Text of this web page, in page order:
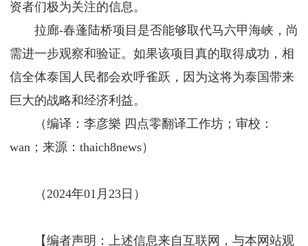
资者们极为关注的信息。
拉廊-春蓬陆桥项目是否能够取代马六甲海峡，尚
需进一步观察和验证。如果该项目真的取得成功，相
信全体泰国人民都会欢呼雀跃，因为这将为泰国带来
巨大的战略和经济利益。
（编译：李彦樂 四点零翻译工作坊；审校：
wan；来源：thaich8news）
（2024年01月23日）
【编者声明：上述信息来自互联网，与本网站观